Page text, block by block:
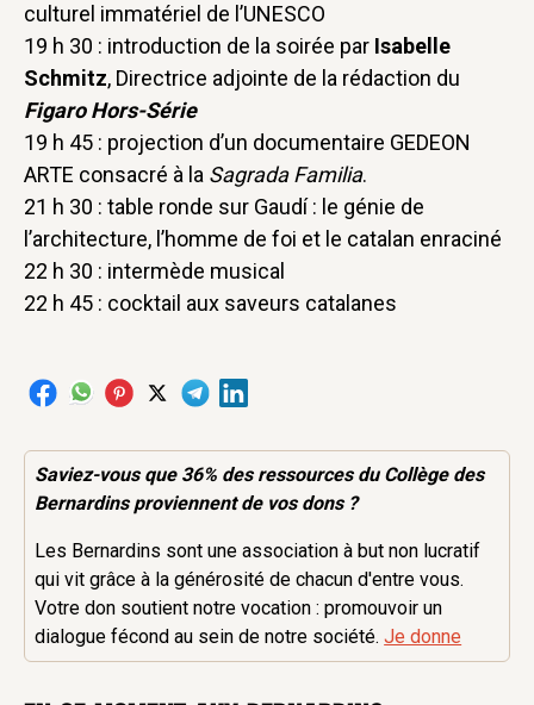
culturel immatériel de l’UNESCO
19 h 30 : introduction de la soirée par Isabelle
Schmitz, Directrice adjointe de la rédaction du
Figaro Hors-Série
19 h 45 : projection d’un documentaire GEDEON
ARTE consacré à la Sagrada Familia.
21 h 30 : table ronde sur Gaudí : le génie de
l’architecture, l’homme de foi et le catalan enraciné
22 h 30 : intermède musical
22 h 45 : cocktail aux saveurs catalanes
Saviez-vous que 36% desressourcesdu Collège des
Bernardins proviennent de vos dons ?
Les Bernardins sont une association à but non lucratif
qui vit grâce à la générosité de chacun d'entre vous.
Votre don soutient notre vocation : promouvoir un
dialogue fécond au sein de notre société.Je donne